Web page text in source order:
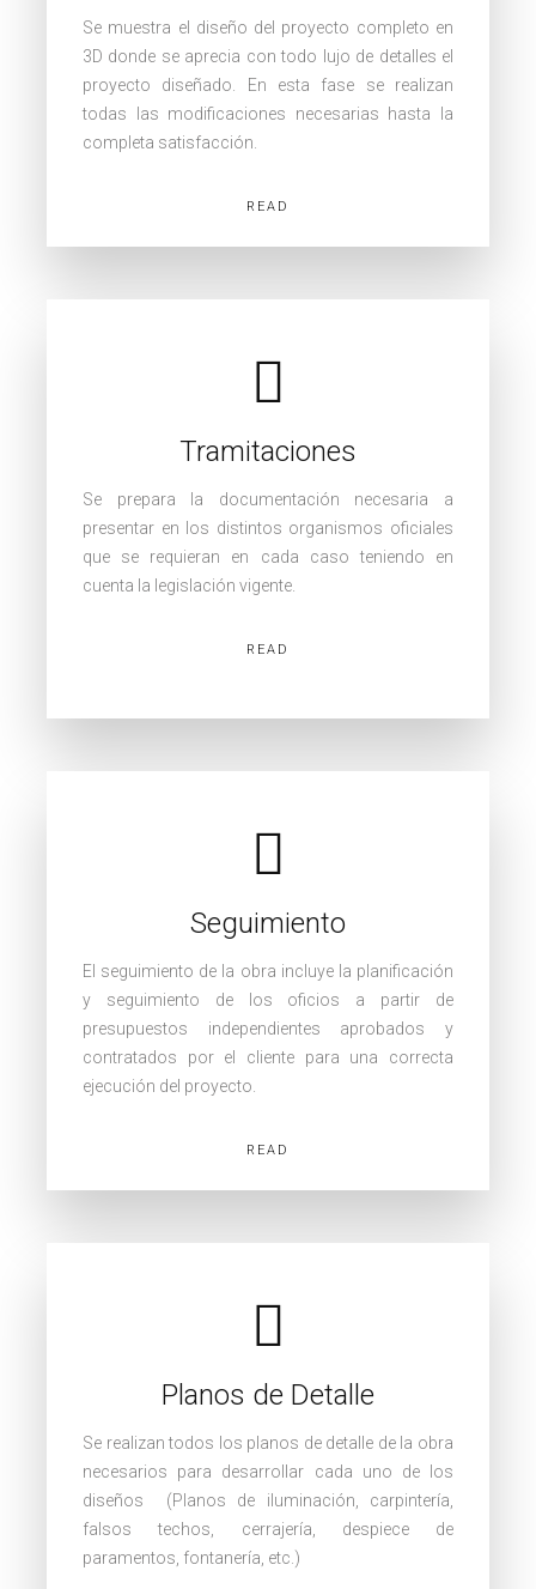
Se muestra el diseño del proyecto completo en
3D donde se aprecia con todo lujo de detalles el
proyecto diseñado. En esta fase se realizan
todas las modificaciones necesarias hasta la
completa satisfacción.
READ
Tramitaciones
Se prepara la documentación necesaria a
presentar en los distintos organismos oficiales
que se requieran en cada caso teniendo en
cuenta la legislación vigente.
READ
Seguimiento
El seguimiento de la obra incluye la planificación
y seguimiento de los oficios a partir de
presupuestos independientes aprobados y
contratados por el cliente para una correcta
ejecución del proyecto.
READ
Planos de Detalle
Se realizan todos los planos de detalle de la obra
necesarios para desarrollar cada uno de los
diseños (Planos de iluminación, carpintería,
falsos techos, cerrajería, despiece de
paramentos, fontanería, etc.)